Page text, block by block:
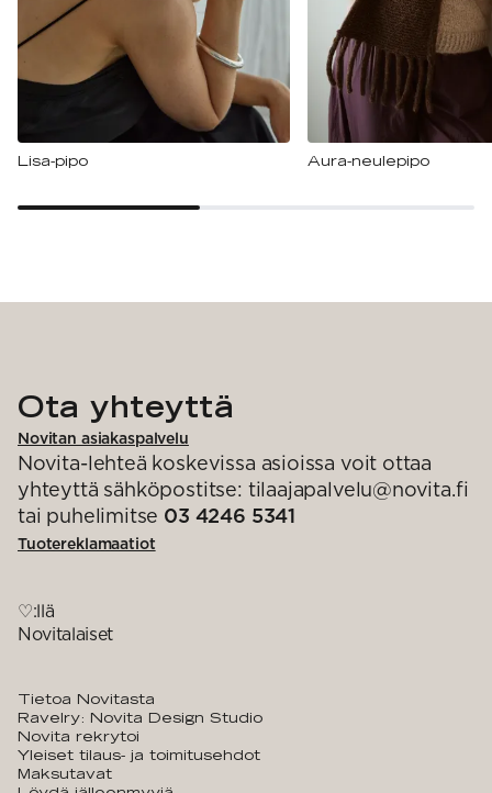
Lisa-pipo Aura-neulepipo
Ota yhteyttä
Novitan asiakaspalvelu
Novita-lehteä koskevissa asioissa voit ottaa
yhteyttä sähköpostitse: tilaajapalvelu@novita.fi
tai puhelimitse 03 4246 5341
Tuotereklamaatiot
♡:llä
Novitalaiset
Tietoa Novitasta
Ravelry: Novita Design Studio
Novita rekrytoi
Yleiset tilaus- ja toimitusehdot
Maksutavat